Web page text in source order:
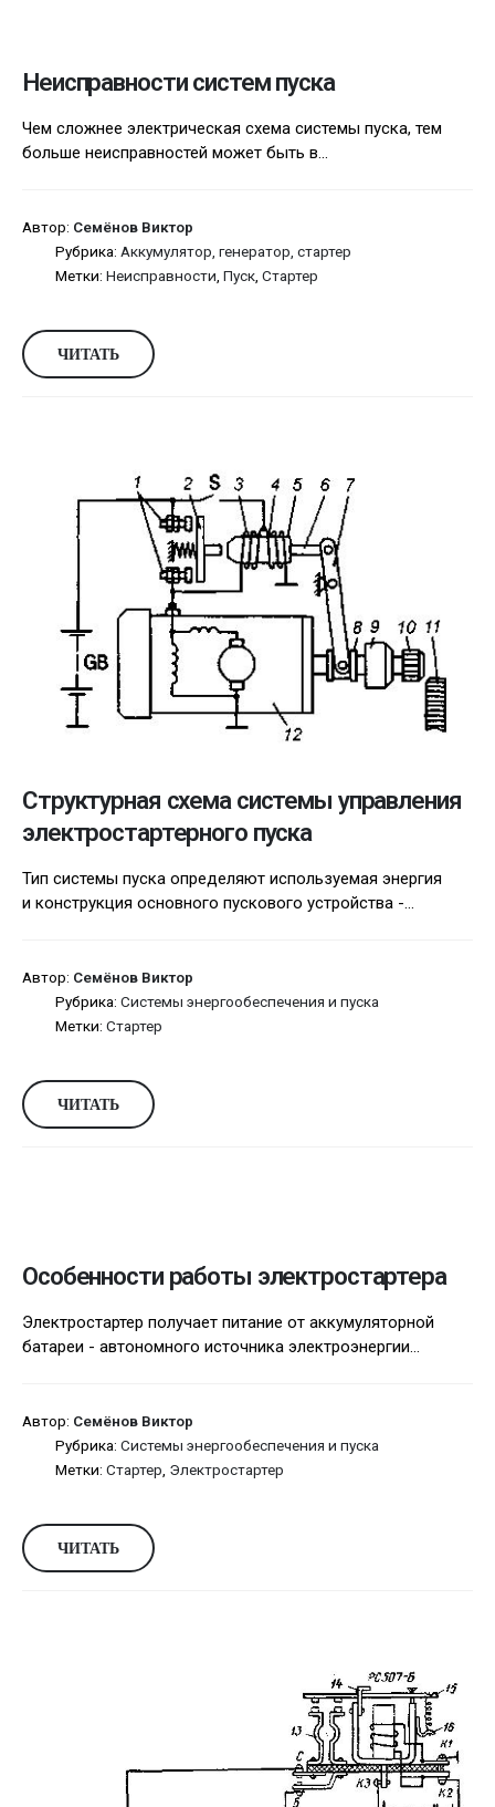
Неисправности систем пуска
Чем сложнее электрическая схема системы пускa, тем
больше неисправностей может быть в...
Автор: Семёнов Виктор
Рубрика: Аккумулятор, генератор, стартер
Метки: Неисправности Пуск Стартер
ЧИТАТЬ
Структурная схема системы управления
электростартерного пуска
Тип системы пуска определяют используемая энергия
и конструкция основного пускового устройства -...
Автор: Семёнов Виктор
Рубрика: Системы энергообеспечения и пуска
Метки: Стартер
ЧИТАТЬ
Особенности работы электростартера
Электростартер получает питание от аккумуляторной
батареи - автономного источника электроэнергии...
Автор: Семёнов Виктор
Рубрика: Системы энергообеспечения и пуска
Метки: Стартер Электростартер
ЧИТАТЬ